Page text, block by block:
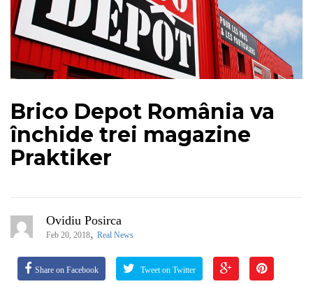
Brico Depot România va
închide trei magazine
Praktiker
Ovidiu Posirca
Feb 20, 2018, Real News
Share on Facebook Tweet on Twitter